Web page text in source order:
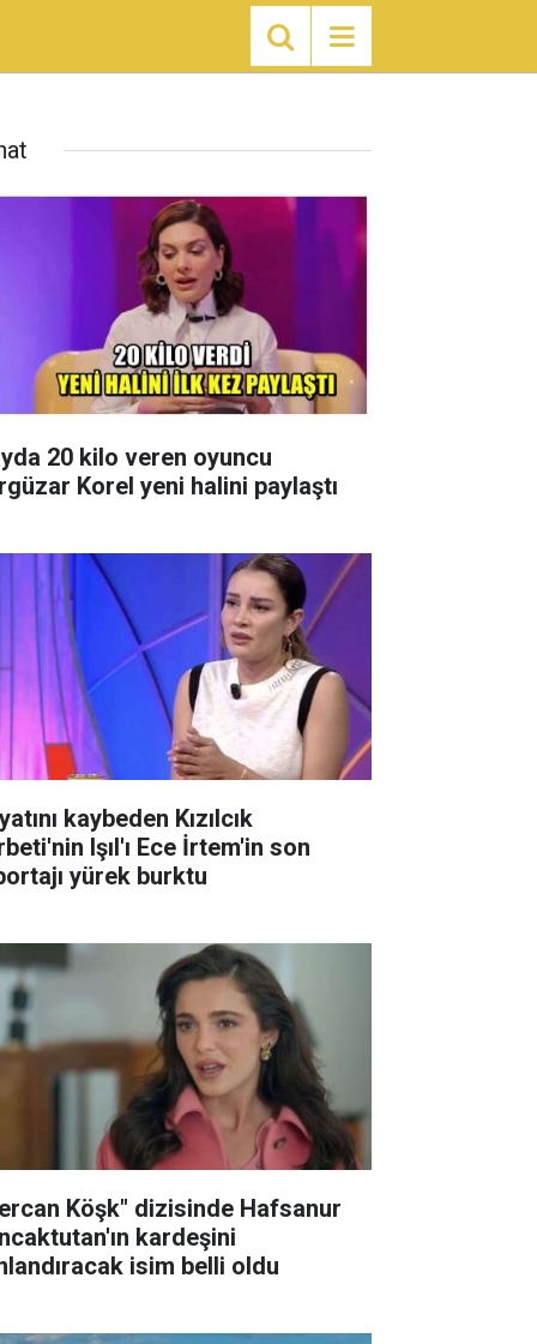
20 kilo veren oyuncu
Korel yeni halini paylaştı
kaybeden Kızılcık
Işıl'ı Ece İrtem'in son
yürek burktu
Köşk" dizisinde Hafsanur
kardeşini
isim belli oldu